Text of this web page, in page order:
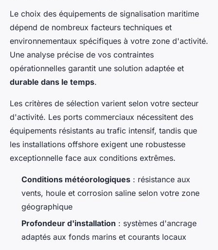
Le choix des équipements de signalisation maritime
dépend de nombreux facteurs techniques et
environnementaux spécifiques à votre zone d'activité.
Une analyse précise de vos contraintes
opérationnelles garantit une solution adaptée et
durable dans le temps.
Les critères de sélection varient selon votre secteur
d'activité. Les ports commerciaux nécessitent des
équipements résistants au trafic intensif, tandis que
les installations offshore exigent une robustesse
exceptionnelle face aux conditions extrêmes.
Conditions météorologiques : résistance aux
vents, houle et corrosion saline selon votre zone
géographique
Profondeur d'installation : systèmes d'ancrage
adaptés aux fonds marins et courants locaux